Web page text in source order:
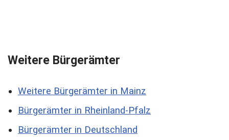
Weitere Bürgerämter
Weitere Bürgerämter in Mainz
Bürgerämter in Rheinland-Pfalz
Bürgerämter in Deutschland